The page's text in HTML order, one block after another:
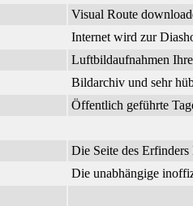
Visual Route
Internet wird zur
Luftbildaufnahmen
Bildarchiv und sehr
Öffentlich geführte
Die Seite des
Die unabhängige